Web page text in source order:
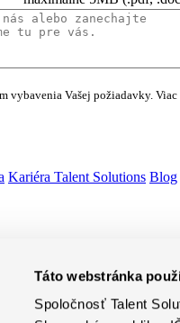
Táto webstránka
Spoločnosť Talent
vybavenia Vašej požiadavky.
Kariéra Talent Solutions Blog